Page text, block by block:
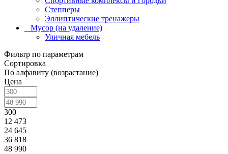
Степперы
Эллиптические тренажеры
_ Мусор (на удаление)
Уличная мебель
Фильтр по параметрам
Сортировка
По алфавиту (возрастание)
Цена
300
12 473
24 645
36 818
48 990